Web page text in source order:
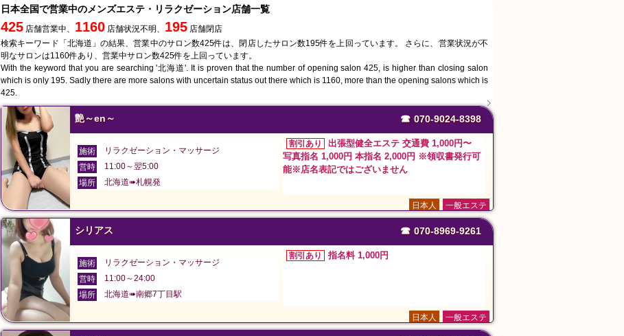
日本全国で営業中のメンズエステ・リラクゼーション店舗一覧
425 店舗営業中、 1160 店舗状況不明、 195 店舗閉店
検索キーワード「北海道」の結果、営業中のサロン数425件は、閉店したサロン数195件を上回っています。 さらに、営業状況が不
明なサロンは1160件あり、営業中サロン数425件を上回っています。
With the keyword that you are searching '北海道'. It is proven that the number of opening salon 425, is higher than closing salon
which is only 195. Sadly there are more salons with uncertain status out there which is 1160, more than the opening salons which is
425.
艶～en～ ☎ 070-9024-8398
施術
リラクゼーション・マッサージ
営時
11:00～翌5:00
場所
北海道➠札幌発
割引あり
出張型健全エステ 交通費 1,000円〜
写真指名 1,000円 本指名 2,000円 ※領収書発行可
能※店名表記ではございません
一般エステ
日本人
シリアス ☎ 070-8969-9261
施術
リラクゼーション・マッサージ
営時
11:00～24:00
場所
北海道➠南郷7丁目駅
割引あり 指名料 1,000円
一般エステ
日本人